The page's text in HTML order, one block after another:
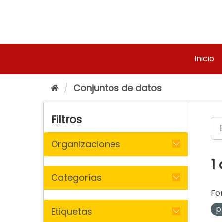
Inicio
Conjuntos de datos
Filtros
Organizaciones
Categorías
Etiquetas